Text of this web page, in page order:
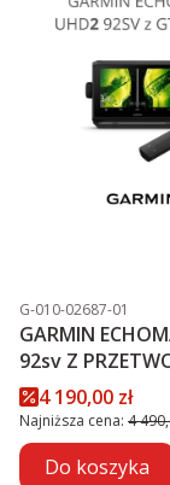
Kod produktu
G-010-02687-01
GARMIN
92sv Z
GT56UHD-TM
Cena
4 190,00 zł
Najniższa cena: 4
Do koszyka